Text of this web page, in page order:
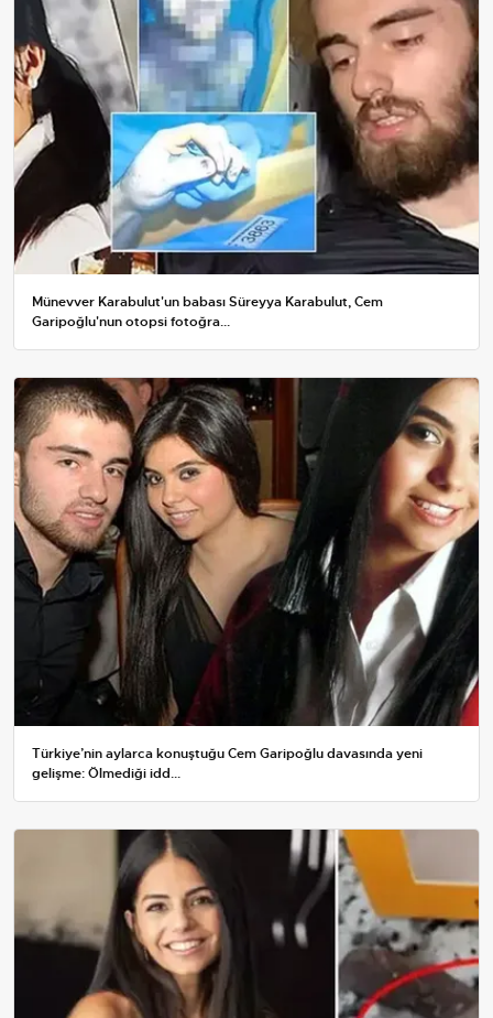
Münevver Karabulut'un babası Süreyya Karabulut, Cem
Garipoğlu'nun otopsi fotoğra...
Türkiye’nin aylarca konuştuğu Cem Garipoğlu davasında yeni
gelişme: Ölmediği idd...